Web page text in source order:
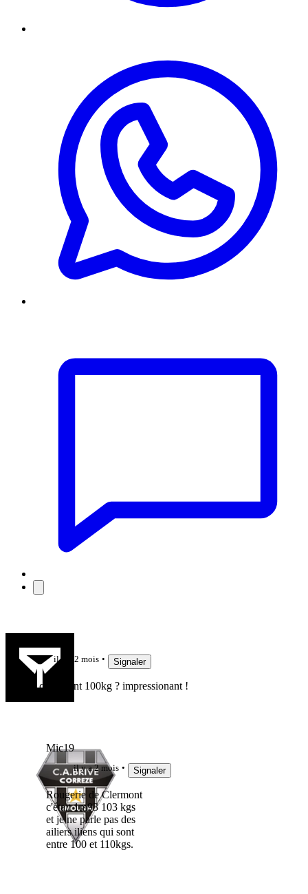
il y a 2 mois Signaler
ah carrément 100kg ? impressionant !
Mic19
il y a 2 mois Signaler
Rougerie de Clermont
c'était 1m93 103 kgs
et je ne parle pas des
ailiers iliens qui sont
entre 100 et 110kgs.